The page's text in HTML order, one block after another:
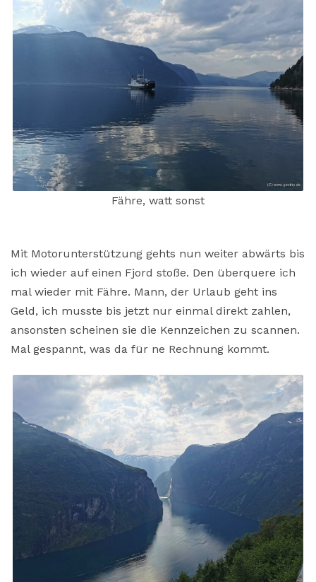
Fähre, watt sonst
Mit Motorunterstützung gehts nun weiter abwärts bis
ich wieder auf einen Fjord stoße. Den überquere ich
mal wieder mit Fähre. Mann, der Urlaub geht ins
Geld, ich musste bis jetzt nur einmal direkt zahlen,
ansonsten scheinen sie die Kennzeichen zu scannen.
Mal gespannt, was da für ne Rechnung kommt.